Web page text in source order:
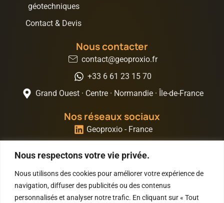
Nous respectons votre vie privée.
Nous utilisons des cookies pour améliorer votre expérience de
navigation, diffuser des publicités ou des contenus
personnalisés et analyser notre trafic. En cliquant sur « Tout
géotechniques
Contact & Devis
Nous contacter
contact@geoproxio.fr
+33 6 61 23 15 70
Grand Ouest · Centre · Normandie · Île-de-France
Nos réseaux sociaux
Geoproxio - France
Geoproxio - Angola